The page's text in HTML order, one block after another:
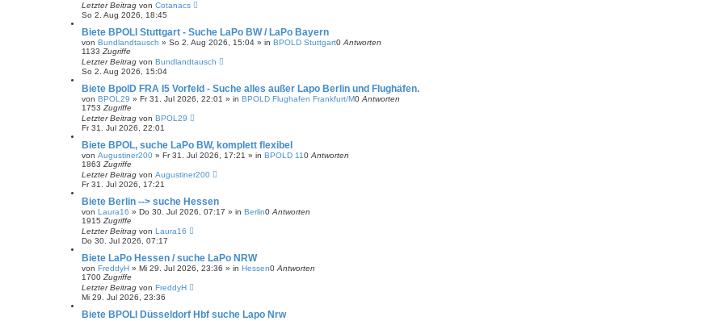
Letzter Beitrag von Cotanacs
So 2. Aug 2026, 18:45
Biete BPOLI Stuttgart - Suche LaPo BW / LaPo Bayern
von Bundlandtausch » So 2. Aug 2026, 15:04 » in BPOLD Stuttgart0 Antworten
1133 Zugriffe
Letzter Beitrag von Bundlandtausch
So 2. Aug 2026, 15:04
Biete BpolD FRA I5 Vorfeld - Suche alles außer Lapo Berlin und Flughäfen.
von BPOL29 » Fr 31. Jul 2026, 22:01 » in BPOLD Flughafen Frankfurt/M0 Antworten
1753 Zugriffe
Letzter Beitrag von BPOL29
Fr 31. Jul 2026, 22:01
Biete BPOL, suche LaPo BW, komplett flexibel
von Augustiner200 » Fr 31. Jul 2026, 17:21 » in BPOLD 110 Antworten
1863 Zugriffe
Letzter Beitrag von Augustiner200
Fr 31. Jul 2026, 17:21
Biete Berlin --> suche Hessen
von Laura16 » Do 30. Jul 2026, 07:17 » in Berlin0 Antworten
1915 Zugriffe
Letzter Beitrag von Laura16
Do 30. Jul 2026, 07:17
Biete LaPo Hessen / suche LaPo NRW
von FreddyH » Mi 29. Jul 2026, 23:36 » in Hessen0 Antworten
1700 Zugriffe
Letzter Beitrag von FreddyH
Mi 29. Jul 2026, 23:36
Biete BPOLI Düsseldorf Hbf suche Lapo Nrw